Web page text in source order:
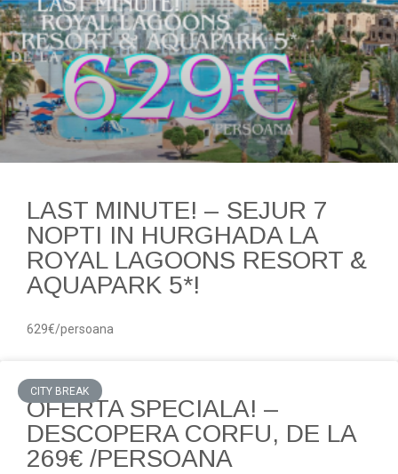
LAST MINUTE! – SEJUR 7
NOPTI IN HURGHADA LA
ROYAL LAGOONS RESORT &
AQUAPARK 5*!
629€/persoana
CITY BREAK
OFERTA SPECIALA! –
DESCOPERA CORFU, DE LA
269€ /PERSOANA